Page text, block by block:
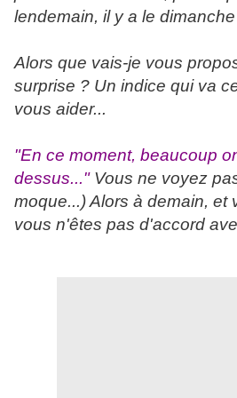
lendemain, il y a le
Alors que vais-je vous
surprise ? Un indice qui va
vous aider...
"En ce moment, beaucoup
dessus..."Vous ne voyez
moque...) Alors à demain, et
vous n'êtes pas d'accord